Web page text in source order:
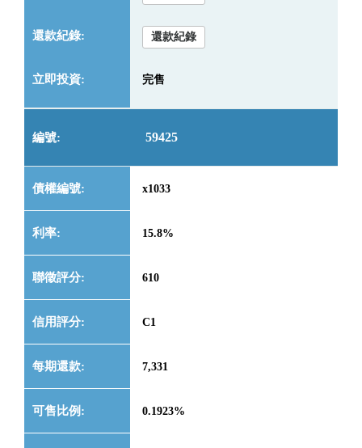
還款紀錄
完售
59425
x1033
15.8%
610
C1
7,331
0.1923%